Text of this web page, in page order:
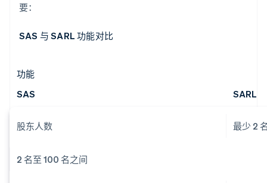
要：
SAS 与 SARL 功能对比
功能
SAS
SARL
股东人数 最少 2
2 名至 100 名之间